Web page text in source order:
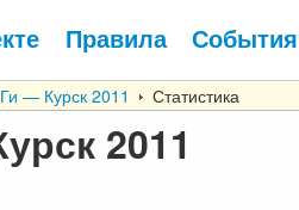
Правила События
— Курск 2011 Статистика
2011